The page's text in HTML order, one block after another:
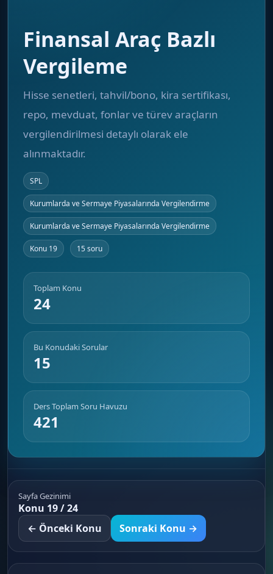
Finansal Araç Bazlı
Vergileme
Hisse senetleri, tahvil/bono, kira sertifikası,
repo, mevduat, fonlar ve türev araçların
vergilendirilmesi detaylı olarak ele
alınmaktadır.
SPL
Kurumlarda ve Sermaye Piyasalarında Vergilendirme
Kurumlarda ve Sermaye Piyasalarında Vergilendirme
Konu 19 15 soru
Toplam Konu
24
Bu Konudaki Sorular
15
Ders Toplam Soru Havuzu
421
Sayfa Gezinimi
Konu 19 / 24
← Önceki Konu
Sonraki Konu →